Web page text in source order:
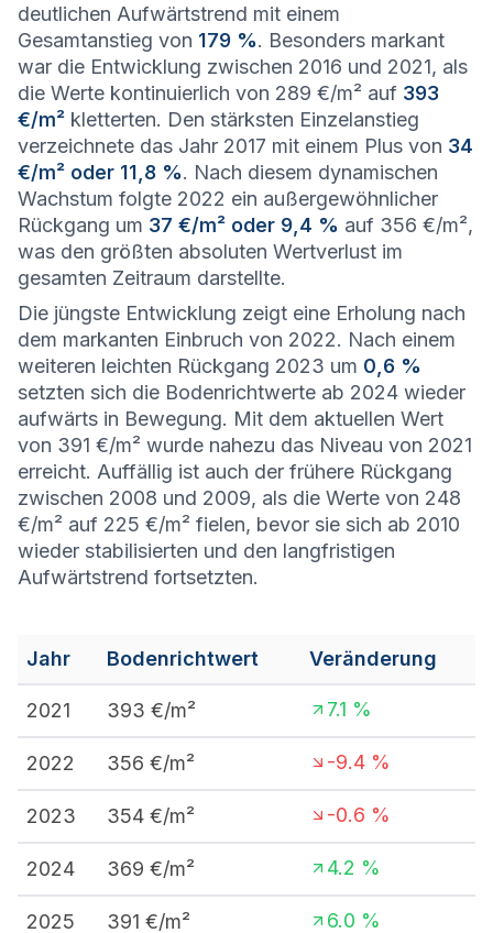
deutlichen Aufwärtstrend mit einem
Gesamtanstieg von 179 %. Besonders markant
war die Entwicklung zwischen 2016 und 2021, als
die Werte kontinuierlich von 289 €/m² auf 393
€/m² kletterten. Den stärksten Einzelanstieg
verzeichnete das Jahr 2017 mit einem Plus von 34
€/m² oder 11,8 %. Nach diesem dynamischen
Wachstum folgte 2022 ein außergewöhnlicher
Rückgang um 37 €/m² oder 9,4 % auf 356 €/m²,
was den größten absoluten Wertverlust im
gesamten Zeitraum darstellte.
Die jüngste Entwicklung zeigt eine Erholung nach
dem markanten Einbruch von 2022. Nach einem
weiteren leichten Rückgang 2023 um 0,6 %
setzten sich die Bodenrichtwerte ab 2024 wieder
aufwärts in Bewegung. Mit dem aktuellen Wert
von 391 €/m² wurde nahezu das Niveau von 2021
erreicht. Auffällig ist auch der frühere Rückgang
zwischen 2008 und 2009, als die Werte von 248
€/m² auf 225 €/m² fielen, bevor sie sich ab 2010
wieder stabilisierten und den langfristigen
Aufwärtstrend fortsetzten.
Jahr Bodenrichtwert Veränderung
2021 393 €/m² 7.1 %
2022 356 €/m² -9.4 %
2023 354 €/m² -0.6 %
2024 369 €/m² 4.2 %
2025 391 €/m² 6.0 %